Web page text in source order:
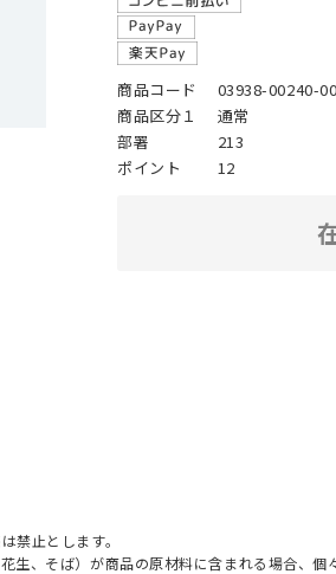
商品コード
03938-00240-
商品区分１
通常
部署
213
ポイント
12
禁止とします。
、そば）が商品の原材料に含まれる場合、個